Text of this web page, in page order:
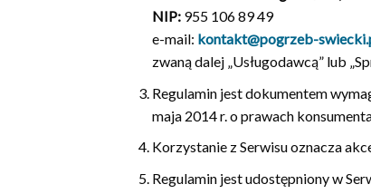
NIP:955 106 89 49
e-mail: kontakt@pogrzeb-
zwaną dalej „Usługodawcą” lub
Regulamin jest dokumentem
maja 2014 r. o prawach
Korzystanie z Serwisu oznacza
Regulamin jest udostępniony w